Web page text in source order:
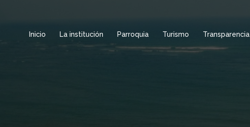
Inicio La institución Parroquia Turismo Transparencia